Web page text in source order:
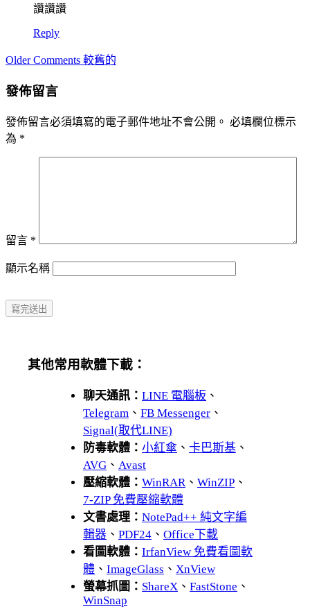
讚讚讚
Reply
Comment
Older Comments 較舊的
發佈留言
發佈留言必須填寫的電子郵件地址不會公開。 必填欄位標示
為 *
留言 *
顯示名稱
其他常用軟體下載：
聊天通訊： LINE 電腦板 、
Telegram 、 FB Messenger 、
Signal(取代LINE)
防毒軟體： 小紅傘 、 卡巴斯基 、
AVG 、 Avast
壓縮軟體： WinRAR、 WinZIP 、
7-ZIP 免費壓縮軟體
文書處理： NotePad++ 純文字編
輯器 、 PDF24 、 Office下載
看圖軟體： IrfanView 免費看圖軟
體 、 ImageGlass 、 XnView
螢幕抓圖： ShareX 、 FastStone 、
WinSnap